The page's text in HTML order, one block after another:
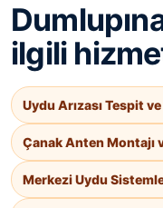
ilgili
Uydu Arızası Tespit ve
Çanak Anten Montajı
Merkezi Uydu